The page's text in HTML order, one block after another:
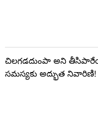
చిలగడదుంపా అని
సమస్యకు అద్భుత నివారిణి!